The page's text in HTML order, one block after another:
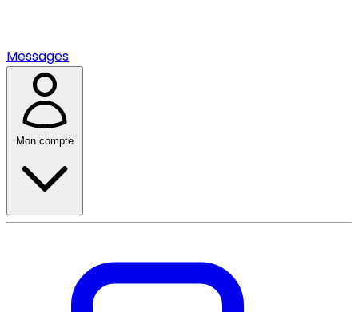
Messages
Mon compte